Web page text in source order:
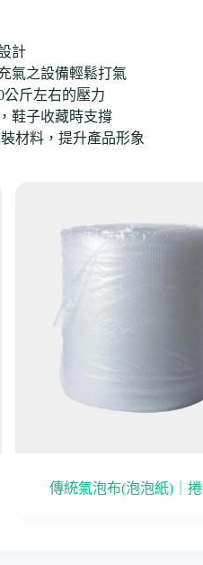
計
氣之設備輕鬆打氣
公斤左右的壓力
鞋子收藏時支撐
材料，提升產品形象
傳統氣泡布(泡泡紙)｜